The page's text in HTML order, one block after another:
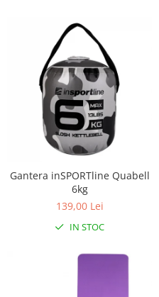
Gantera inSPORTline Quabell
6kg
139,00 Lei
IN STOC